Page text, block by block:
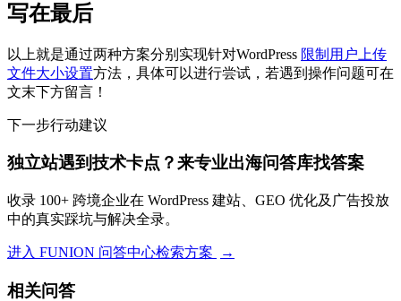
写在最后
以上就是通过两种方案分别实现针对WordPress 限制用户上传
文件大小设置方法，具体可以进行尝试，若遇到操作问题可在
文末下方留言！
下一步行动建议
独立站遇到技术卡点？来专业出海问答库找答案
收录 100+ 跨境企业在 WordPress 建站、GEO 优化及广告投放
中的真实踩坑与解决全录。
进入 FUNION 问答中心检索方案 →
相关问答